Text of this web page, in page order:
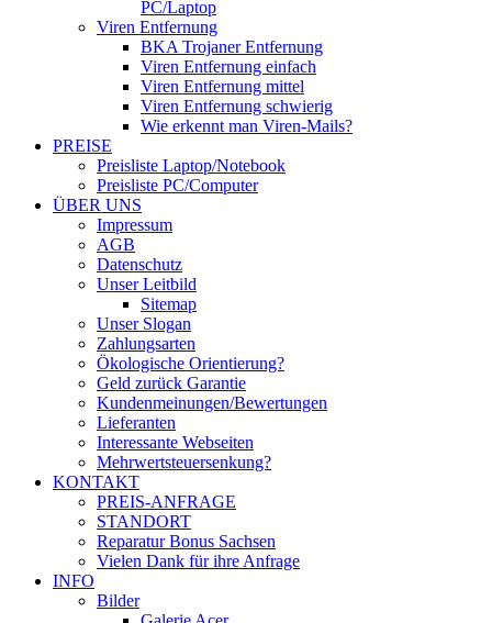
PC/Laptop
Viren Entfernung
BKA Trojaner Entfernung
Viren Entfernung einfach
Viren Entfernung mittel
Viren Entfernung schwierig
Wie erkennt man Viren-Mails?
PREISE
Preisliste Laptop/Notebook
Preisliste PC/Computer
ÜBER UNS
Impressum
AGB
Datenschutz
Unser Leitbild
Sitemap
Unser Slogan
Zahlungsarten
Ökologische Orientierung?
Geld zurück Garantie
Kundenmeinungen/Bewertungen
Lieferanten
Interessante Webseiten
Mehrwertsteuersenkung?
KONTAKT
PREIS-ANFRAGE
STANDORT
Reparatur Bonus Sachsen
Vielen Dank für ihre Anfrage
INFO
Bilder